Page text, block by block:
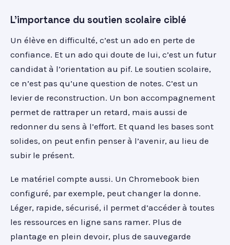
L’importance du soutien scolaire ciblé
Un élève en difficulté, c’est un ado en perte de
confiance. Et un ado qui doute de lui, c’est un futur
candidat à l’orientation au pif. Le soutien scolaire,
ce n’est pas qu’une question de notes. C’est un
levier de reconstruction. Un bon accompagnement
permet de rattraper un retard, mais aussi de
redonner du sens à l’effort. Et quand les bases sont
solides, on peut enfin penser à l’avenir, au lieu de
subir le présent.
Le matériel compte aussi. Un Chromebook bien
configuré, par exemple, peut changer la donne.
Léger, rapide, sécurisé, il permet d’accéder à toutes
les ressources en ligne sans ramer. Plus de
plantage en plein devoir, plus de sauvegarde